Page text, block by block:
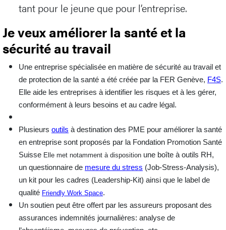
tant pour le jeune que pour l’entreprise.
Je veux améliorer la santé et la
sécurité au travail
Une entreprise spécialisée en matière de sécurité au travail et
de protection de la santé a été créée par la FER Genève, F4S.
Elle aide les entreprises à identifier les risques et à les gérer,
conformément à leurs besoins et au cadre légal.
Plusieurs outils à destination des PME pour améliorer la santé
en entreprise sont proposés par la Fondation Promotion Santé
Suisse Elle met notamment à disposition une boîte à outils RH,
un questionnaire de mesure du stress (Job-Stress-Analysis),
un kit pour les cadres (Leadership-Kit) ainsi que le label de
qualité Friendly Work Space.
Un soutien peut être offert par les assureurs proposant des
assurances indemnités journalières: analyse de